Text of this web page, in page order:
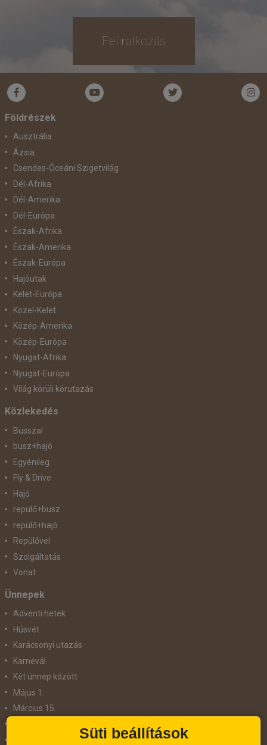
Feliratkozás
Földrészek
Ausztrália
Ázsia
Csendes-Óceáni Szigetvilág
Dél-Afrika
Dél-Amerika
Dél-Európa
Észak-Afrika
Észak-Amerika
Észak-Európa
Hajóutak
Kelet-Európa
Közel-Kelet
Közép-Amerika
Közép-Európa
Nyugat-Afrika
Nyugat-Európa
Világ körüli körutazás
Közlekedés
Busszal
busz+hajó
Egyénileg
Fly & Drive
Hajó
repülő+busz
repülő+hajó
Repülővel
Szolgáltatás
Vonat
Ünnepek
Adventi hetek
Húsvét
Karácsonyi utazás
Karnevál
Két ünnep között
Május 1.
Március 15.
Süti beállítások